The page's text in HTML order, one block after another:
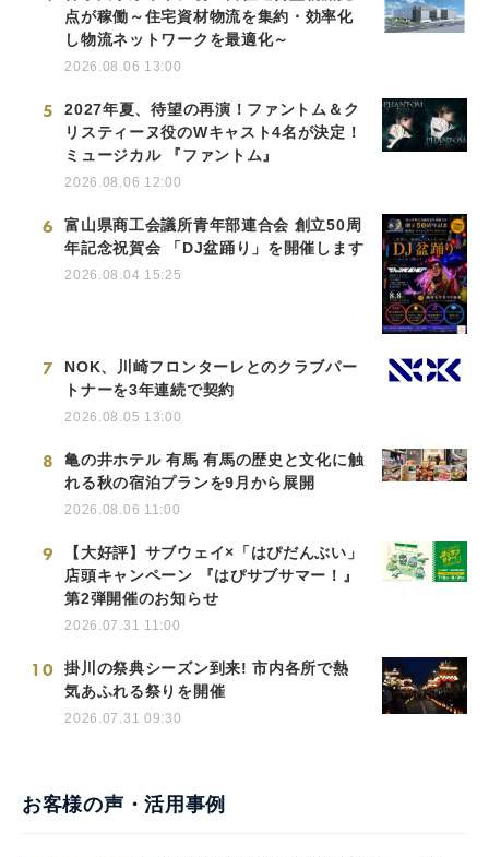
点が稼働～住宅資材物流を集約・効率化
し物流ネットワークを最適化～
2026.08.06 13:00
5
2027年夏、待望の再演！ファントム＆ク
リスティーヌ役のWキャスト4名が決定！
ミュージカル 『ファントム』
2026.08.06 12:00
6
富山県商工会議所青年部連合会 創立50周
年記念祝賀会 「DJ盆踊り」を開催します
2026.08.04 15:25
7
NOK、川崎フロンターレとのクラブパー
トナーを3年連続で契約
2026.08.05 13:00
8
亀の井ホテル 有馬 有馬の歴史と文化に触
れる秋の宿泊プランを9月から展開
2026.08.06 11:00
9
【大好評】サブウェイ×「はぴだんぶい」
店頭キャンペーン 『はぴサブサマー！』
第2弾開催のお知らせ
2026.07.31 11:00
10
掛川の祭典シーズン到来! 市内各所で熱
気あふれる祭りを開催
2026.07.31 09:30
お客様の声・活用事例